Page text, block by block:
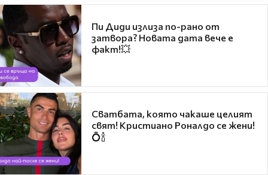
Пи Диди излиза по-рано от
затвора? Новата дата вече е
факт!💥
Сватбата, която чакаше целият
свят! Кристиано Роналдо се жени!
💍🍾